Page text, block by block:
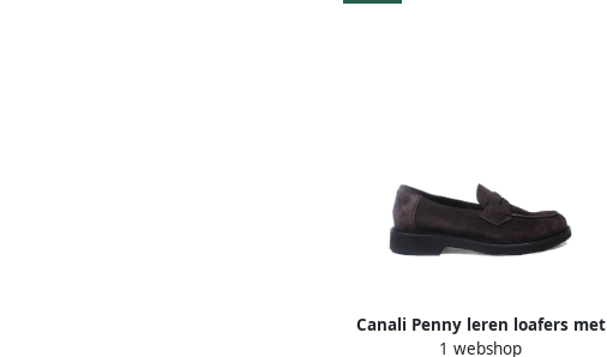
Canali Penny leren loafers met
vlakken Bruin
1 webshop